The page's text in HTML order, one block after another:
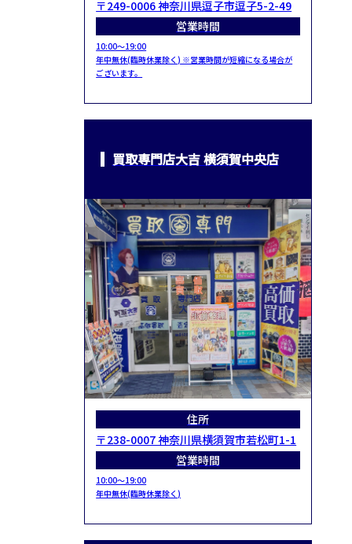
〒249-0006 神奈川県逗子市逗子5-2-49
営業時間
10:00～19:00
年中無休(臨時休業除く) ※営業時間が短縮になる場合が
ございます。
買取専門店大吉 横須賀中央店
住所
〒238-0007 神奈川県横須賀市若松町1-1
営業時間
10:00～19:00
年中無休(臨時休業除く)